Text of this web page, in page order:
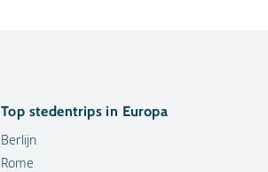
Top stedentrips in Europa
Berlijn
Rome